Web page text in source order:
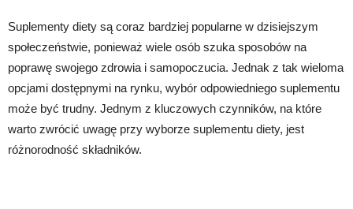
Suplementy diety są coraz bardziej popularne w dzisiejszym
społeczeństwie, ponieważ wiele osób szuka sposobów na
poprawę swojego zdrowia i samopoczucia. Jednak z tak wieloma
opcjami dostępnymi na rynku, wybór odpowiedniego suplementu
może być trudny. Jednym z kluczowych czynników, na które
warto zwrócić uwagę przy wyborze suplementu diety, jest
różnorodność składników.